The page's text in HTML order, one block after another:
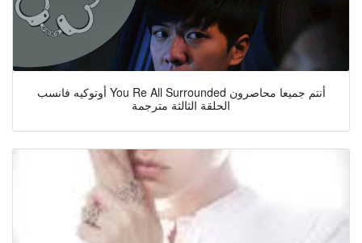
أوتوكيه فانسب You Re All Surrounded أنتم جميعا محاصرون
الحلقة الثالثة مترجمة